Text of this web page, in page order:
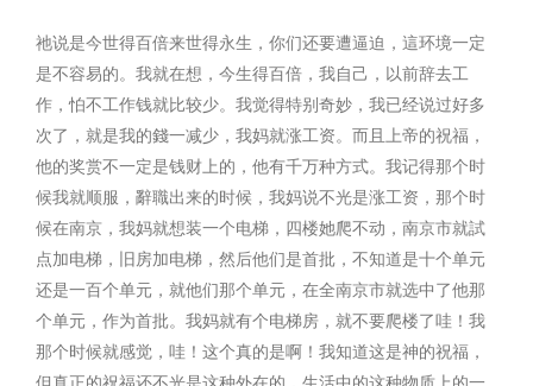
祂说是今世得百倍来世得永生，你们还要遭逼迫，這环境一定
是不容易的。我就在想，今生得百倍，我自己，以前辞去工
作，怕不工作钱就比较少。我觉得特别奇妙，我已经说过好多
次了，就是我的錢一减少，我妈就涨工资。而且上帝的祝福，
他的奖赏不一定是钱财上的，他有千万种方式。我记得那个时
候我就顺服，辭職出来的时候，我妈说不光是涨工资，那个时
候在南京，我妈就想装一个电梯，四楼她爬不动，南京市就試
点加电梯，旧房加电梯，然后他们是首批，不知道是十个单元
还是一百个单元，就他们那个单元，在全南京市就选中了他那
个单元，作为首批。我妈就有个电梯房，就不要爬楼了哇！我
那个时候就感觉，哇！这个真的是啊！我知道这是神的祝福，